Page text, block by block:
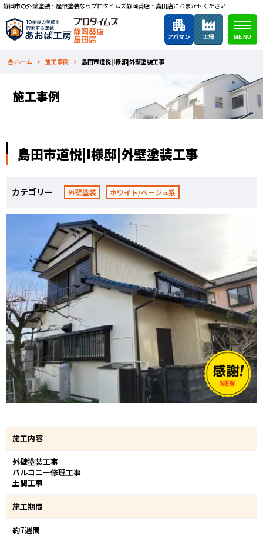
静岡市の外壁塗装・屋根塗装ならプロタイムズ静岡葵店・島田店におまかせください
静岡葵店
島田店
ホーム 施工事例 島田市道悦|I様邸|外壁塗装工事
施工事例
島田市道悦|I様邸|外壁塗装工事
カテゴリー 外壁塗装 ホワイト/ベージュ系
施工内容
外壁塗装工事
バルコニー修理工事
土間工事
施工期間
約7週間